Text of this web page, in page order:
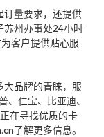
订量要求，还提供
苏州办事处24小时
客户提供贴心服
大品牌的青睐，服
仁宝、比亚迪、
在寻找优质的卡
了解更多信息。